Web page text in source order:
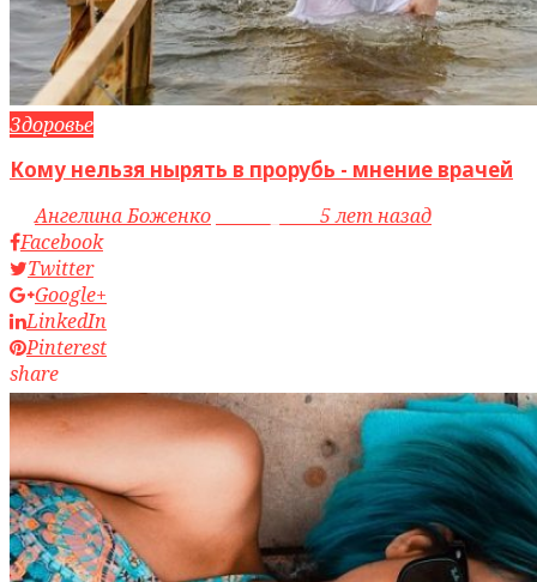
Здоровье
Кому нельзя нырять в прорубь - мнение врачей
byАнгелина Боженко
5 лет назад
Facebook
Twitter
Google+
LinkedIn
Pinterest
share